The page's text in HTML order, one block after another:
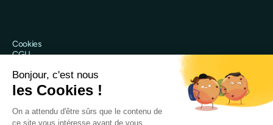
Cookies
CGU
Sécurité
Mentions légales